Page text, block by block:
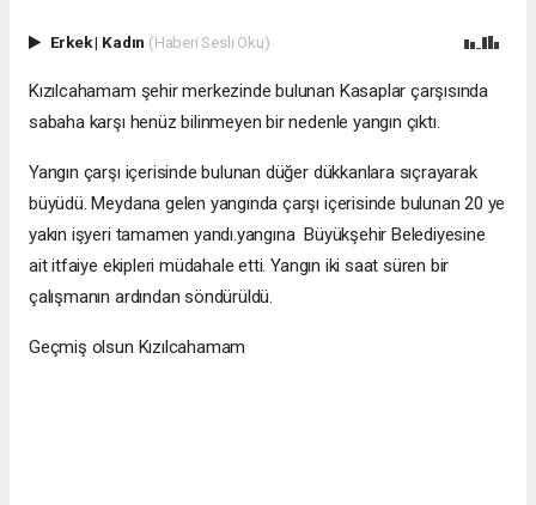
Erkek| Kadın (Haberi Sesli Oku)
Kızılcahamam şehir merkezinde bulunan Kasaplar çarşısında
sabaha karşı henüz bilinmeyen bir nedenle yangın çıktı.
Yangın çarşı içerisinde bulunan düğer dükkanlara sıçrayarak
büyüdü. Meydana gelen yangında çarşı içerisinde bulunan 20 ye
yakın işyeri tamamen yandı.yangına Büyükşehir Belediyesine
ait itfaiye ekipleri müdahale etti. Yangın iki saat süren bir
çalışmanın ardından söndürüldü.
Geçmiş olsun Kızılcahamam